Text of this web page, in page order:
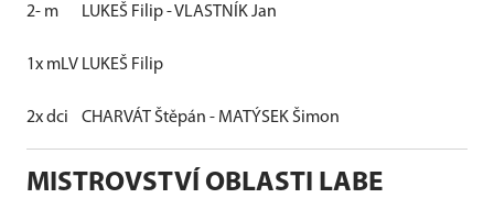
2- m LUKEŠ Filip - VLASTNÍK Jan
1x mLV LUKEŠ Filip
2x dci CHARVÁT Štěpán - MATÝSEK Šimon
MISTROVSTVÍ OBLASTI LABE